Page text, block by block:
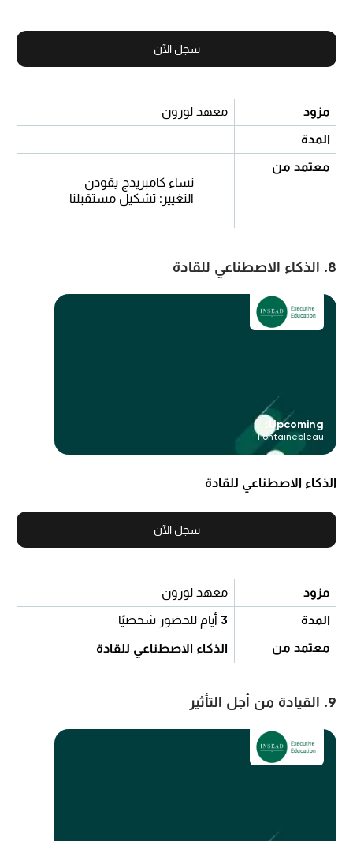
سجل الآن
مزود
معهد لورون
المدة
-
معتمد من
نساء كامبريدج يقودن
التغيير: تشكيل مستقبلنا
8. الذكاء الاصطناعي للقادة
Upcoming:
Fontainebleau
الذكاء الاصطناعي للقادة
سجل الآن
مزود
معهد لورون
المدة
3 أيام للحضور شخصيًا
معتمد من
الذكاء الاصطناعي للقادة
9. القيادة من أجل التأثير